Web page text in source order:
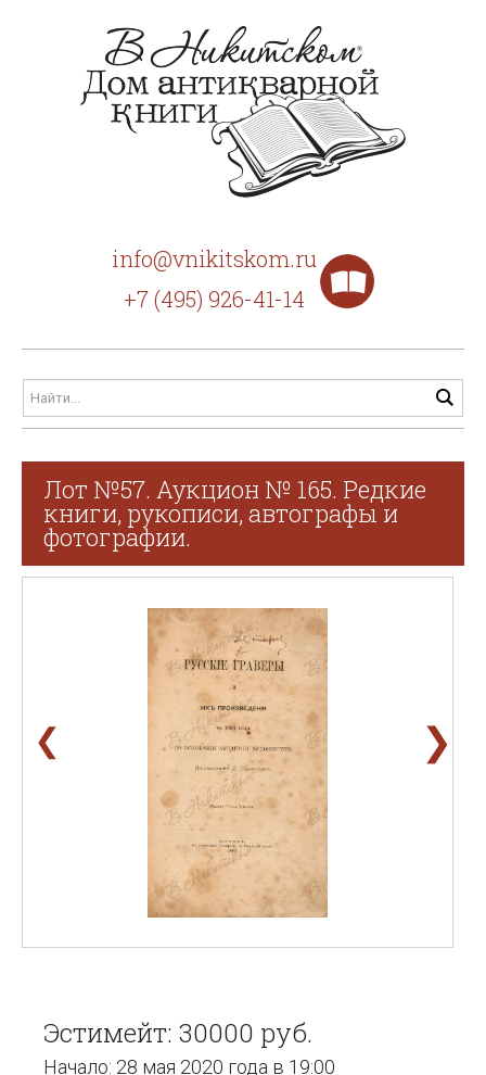
info@vnikitskom.ru
+7 (495) 926-41-14
Лот №57. Аукцион № 165. Редкие
книги, рукописи, автографы и
фотографии.
❮ ❯
Эстимейт: 30000 руб.
Начало: 28 мая 2020 года в 19:00